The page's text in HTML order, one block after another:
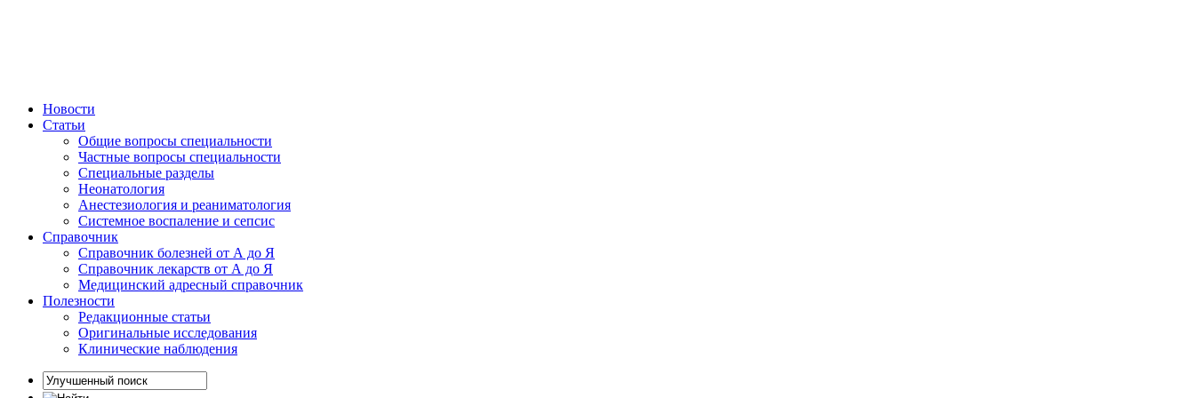
Новости
Статьи
Общие вопросы специальности
Частные вопросы специальности
Специальные разделы
Неонатология
Анестезиология и реаниматология
Системное воспаление и сепсис
Справочник
Справочник болезней от А до Я
Справочник лекарств от А до Я
Медицинский адресный справочник
Полезности
Редакционные статьи
Оригинальные исследования
Клинические наблюдения